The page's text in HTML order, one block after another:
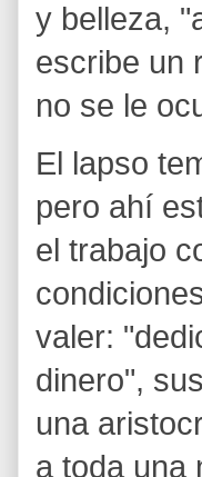
y belleza,
escribe un
no se le
El lapso
pero ahí
el trabajo
valer:
dinero",
una
a toda una